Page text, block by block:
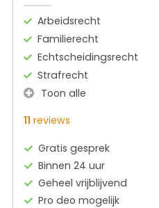
Arbeidsrecht
Familierecht
Echtscheidingsrecht
Strafrecht
Toon alle
11 reviews
Gratis gesprek
Binnen 24 uur
Geheel vrijblijvend
Pro deo mogelijk